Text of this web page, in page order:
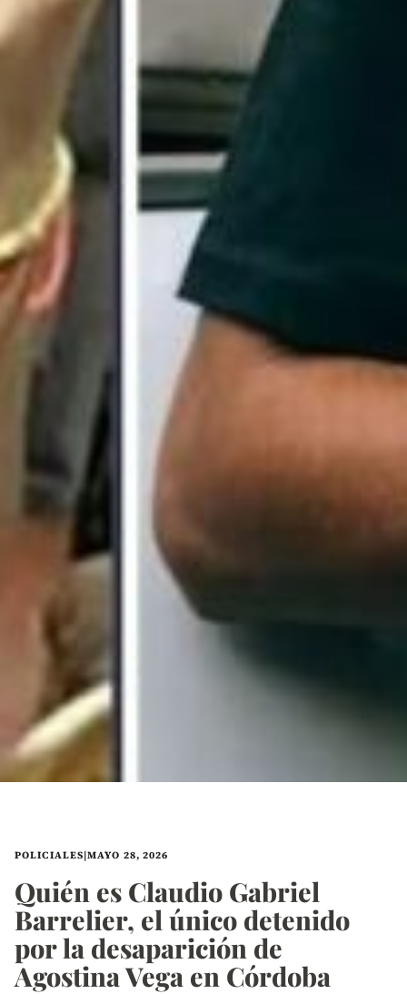
POLICIALES|MAYO 28, 2026
Quién es Claudio Gabriel
Barrelier, el único detenido
por la desaparición de
Agostina Vega en Córdoba